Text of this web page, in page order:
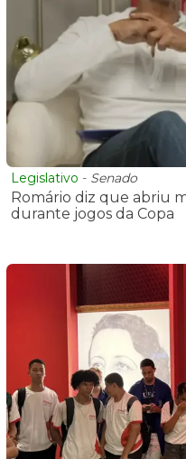
Legislativo - Senado
Romário diz que abriu
durante jogos da Copa